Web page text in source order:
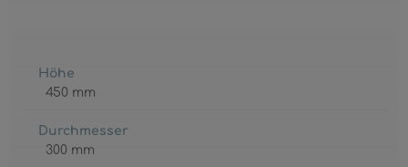
Höhe
450 mm
Durchmesser
300 mm